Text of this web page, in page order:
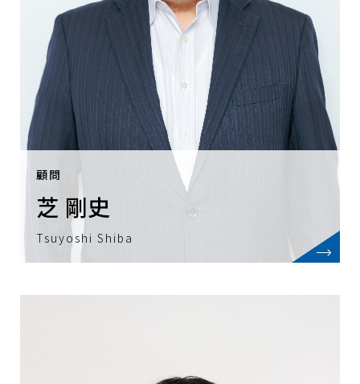
顧問
芝 剛史
Tsuyoshi Shiba